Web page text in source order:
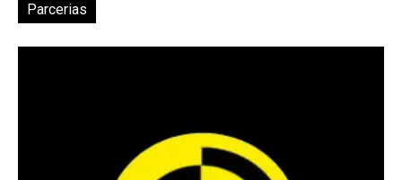
Parcerias